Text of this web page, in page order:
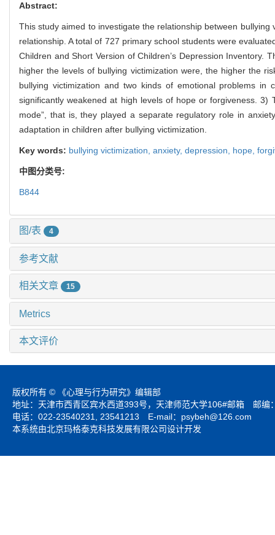
Abstract:
This study aimed to investigate the relationship between
relationship. A total of 727 primary school students were
Children and Short Version of Children’s Depression Inventory.
higher the levels of bullying victimization were, the higher the
bullying victimization and two kinds of emotional problems
significantly weakened at high levels of hope or forgiveness.
mode”, that is, they played a separate regulatory role in
adaptation in children after bullying victimization.
Key words: bullying victimization, anxiety, depression, hope,
中图分类号:
B844
图/表 4
参考文献
相关文章 15
Metrics
本文评价
版权所有 © 《心理与行为研究》编辑部
地址：天津市西青区宾水西道393号，天津师范大学106#邮箱 邮编
电话：022-23540231, 23541213 E-mail： psybeh@126.com
本系统由北京玛格泰克科技发展有限公司设计开发